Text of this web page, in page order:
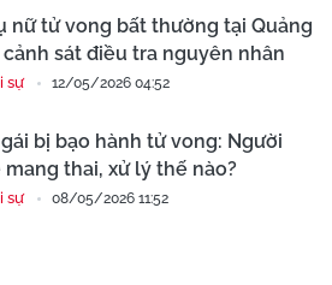
nữ tử vong bất thường tại Quảng
cảnh sát điều tra nguyên nhân
sự 12/05/2026 04:52
bị bạo hành tử vong: Người
mang thai, xử lý thế nào?
sự 08/05/2026 11:52